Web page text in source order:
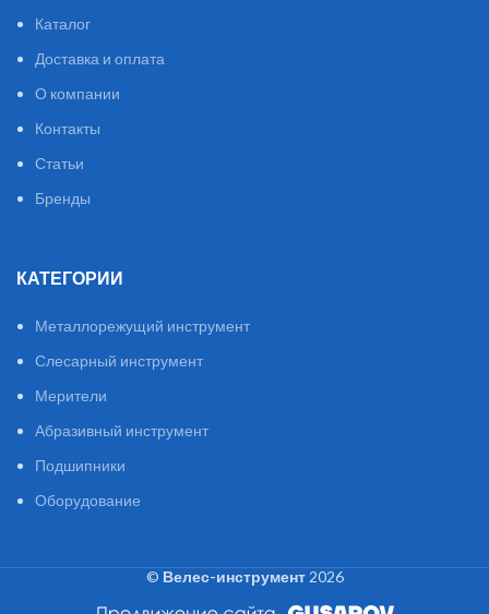
Каталог
Доставка и оплата
О компании
Контакты
Статьи
Бренды
КАТЕГОРИИ
Металлорежущий инструмент
Слесарный инструмент
Мерители
Абразивный инструмент
Подшипники
Оборудование
© Велес-инструмент2026